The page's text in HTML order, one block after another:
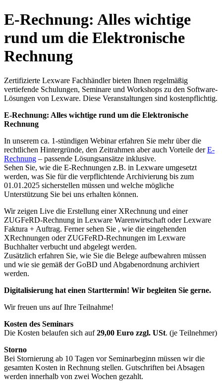
E-Rechnung: Alles wichtige
rund um die Elektronische
Rechnung
Zertifizierte Lexware Fachhändler bieten Ihnen regelmäßig
vertiefende Schulungen, Seminare und Workshops zu den Software-
Lösungen von Lexware. Diese Veranstaltungen sind kostenpflichtig.
E-Rechnung: Alles wichtige rund um die Elektronische
Rechnung
In unserem ca. 1-stündigen Webinar erfahren Sie mehr über die
rechtlichen Hintergründe, den Zeitrahmen aber auch Vorteile derE-
Rechnung – passende Lösungsansätze inklusive.
Sehen Sie, wie die E-Rechnungen z.B. in Lexware umgesetzt
werden, was Sie für die verpflichtende Archivierung bis zum
01.01.2025 sicherstellen müssen und welche mögliche
Unterstützung Sie bei uns erhalten können.
Wir zeigen Live die Erstellung einer XRechnung und einer
ZUGFeRD-Rechnung in Lexware Warenwirtschaft oder Lexware
Faktura + Auftrag. Ferner sehen Sie , wie die eingehenden
XRechnungen oder ZUGFeRD-Rechnungen im Lexware
Buchhalter verbucht und abgelegt werden.
Zusätzlich erfahren Sie, wie Sie die Belege aufbewahren müssen
und wie sie gemäß der GoBD und Abgabenordnung archiviert
werden.
Digitalisierung hat einen Starttermin! Wir begleiten Sie gerne.
Wir freuen uns auf Ihre Teilnahme!
Kosten des Seminars
Die Kosten belaufen sich auf29,00 Euro zzgl. USt. (je Teilnehmer)
Storno
Bei Stornierung ab 10 Tagen vor Seminarbeginn müssen wir die
gesamten Kosten in Rechnung stellen. Gutschriften bei Absagen
werden innerhalb von zwei Wochen gezahlt.